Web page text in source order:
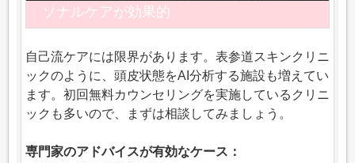
ソナルケアが効果的
自己流ケアには限界があります。表参道スキンクリニ
ックのように、頭皮状態をAI分析する施設も増えてい
ます。初回無料カウンセリングを実施しているクリニ
ックも多いので、まずは相談してみましょう。
専門家のアドバイスが有効なケース：